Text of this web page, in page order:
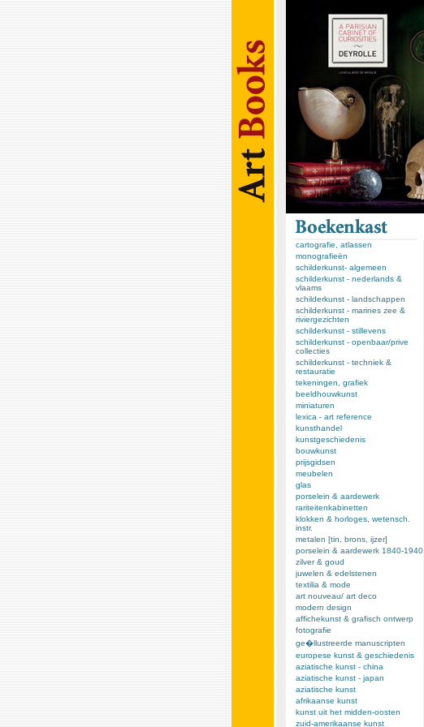
cartografie, atlassen
monografieën
schilderkunst- algemeen
schilderkunst - nederlands &
vlaams
schilderkunst - landschappen
schilderkunst - marines zee &
riviergezichten
schilderkunst - stillevens
schilderkunst - openbaar/prive
collecties
schilderkunst - techniek &
restauratie
tekeningen, grafiek
beeldhouwkunst
miniaturen
lexica - art reference
kunsthandel
kunstgeschiedenis
bouwkunst
prijsgidsen
meubelen
glas
porselein & aardewerk
rariteitenkabinetten
klokken & horloges, wetensch.
instr.
metalen [tin, brons, ijzer]
porselein & aardewerk 1840-1940
zilver & goud
juwelen & edelstenen
textilia & mode
art nouveau/ art deco
modern design
affichekunst & grafisch ontwerp
fotografie
ge�llustreerde manuscripten
europese kunst & geschiedenis
aziatische kunst - china
aziatische kunst - japan
aziatische kunst
afrikaanse kunst
kunst uit het midden-oosten
zuid-amerikaanse kunst